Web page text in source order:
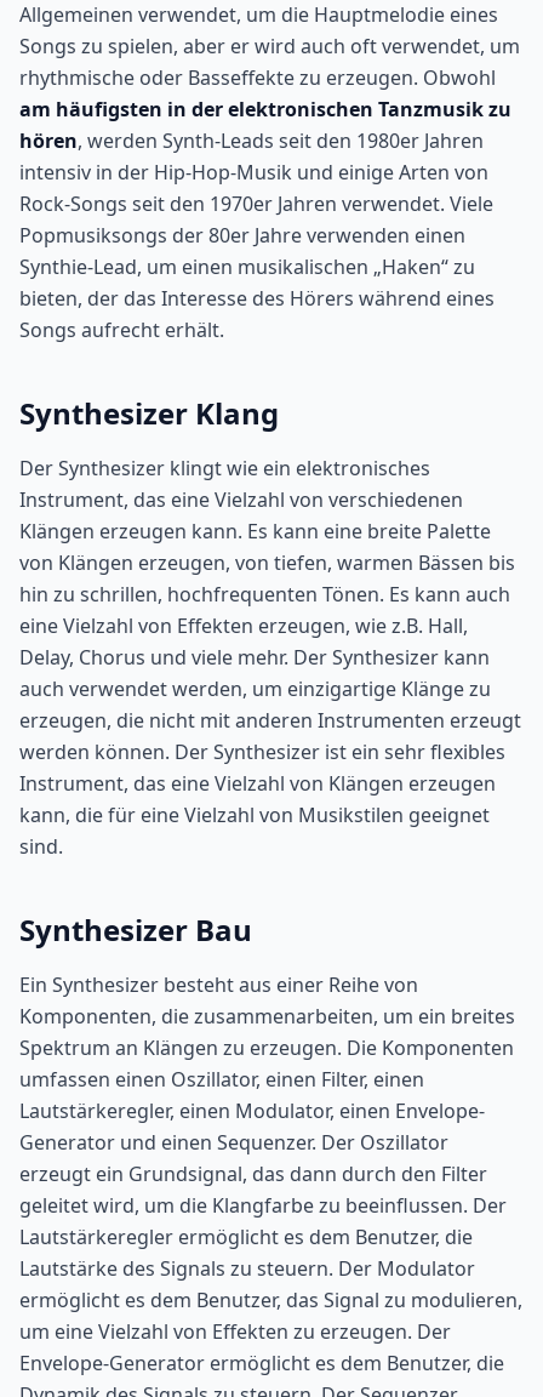
Allgemeinen verwendet, um die Hauptmelodie eines
Songs zu spielen, aber er wird auch oft verwendet, um
rhythmische oder Basseffekte zu erzeugen. Obwohl
am häufigsten in der elektronischen Tanzmusik zu
hören, werden Synth-Leads seit den 1980er Jahren
intensiv in der Hip-Hop-Musik und einige Arten von
Rock-Songs seit den 1970er Jahren verwendet. Viele
Popmusiksongs der 80er Jahre verwenden einen
Synthie-Lead, um einen musikalischen „Haken“ zu
bieten, der das Interesse des Hörers während eines
Songs aufrecht erhält.
Synthesizer Klang
Der Synthesizer klingt wie ein elektronisches
Instrument, das eine Vielzahl von verschiedenen
Klängen erzeugen kann. Es kann eine breite Palette
von Klängen erzeugen, von tiefen, warmen Bässen bis
hin zu schrillen, hochfrequenten Tönen. Es kann auch
eine Vielzahl von Effekten erzeugen, wie z.B. Hall,
Delay, Chorus und viele mehr. Der Synthesizer kann
auch verwendet werden, um einzigartige Klänge zu
erzeugen, die nicht mit anderen Instrumenten erzeugt
werden können. Der Synthesizer ist ein sehr flexibles
Instrument, das eine Vielzahl von Klängen erzeugen
kann, die für eine Vielzahl von Musikstilen geeignet
sind.
Synthesizer Bau
Ein Synthesizer besteht aus einer Reihe von
Komponenten, die zusammenarbeiten, um ein breites
Spektrum an Klängen zu erzeugen. Die Komponenten
umfassen einen Oszillator, einen Filter, einen
Lautstärkeregler, einen Modulator, einen Envelope-
Generator und einen Sequenzer. Der Oszillator
erzeugt ein Grundsignal, das dann durch den Filter
geleitet wird, um die Klangfarbe zu beeinflussen. Der
Lautstärkeregler ermöglicht es dem Benutzer, die
Lautstärke des Signals zu steuern. Der Modulator
ermöglicht es dem Benutzer, das Signal zu modulieren,
um eine Vielzahl von Effekten zu erzeugen. Der
Envelope-Generator ermöglicht es dem Benutzer, die